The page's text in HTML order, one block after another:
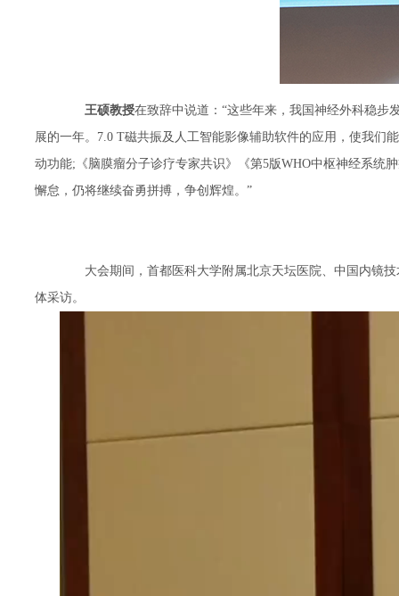
王硕教授在致辞中说道：“这些年来，我国神经外科稳步
展的一年。7.0 T磁共振及人工智能影像辅助软件的应用，使我们
动功能;《脑膜瘤分子诊疗专家共识》《第5版WHO中枢神经系统
懈怠，仍将继续奋勇拼搏，争创辉煌。”
大会期间，首都医科大学附属北京天坛医院、中国内镜技
体采访。